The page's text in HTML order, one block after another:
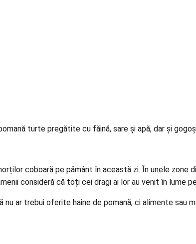
turte pregătite cu făină, sare și apă, dar și
coboară pe pământ în această zi. În unele zone
consideră că toți cei dragi ai lor au venit în lume
ar trebui oferite haine de pomană, ci alimente sau